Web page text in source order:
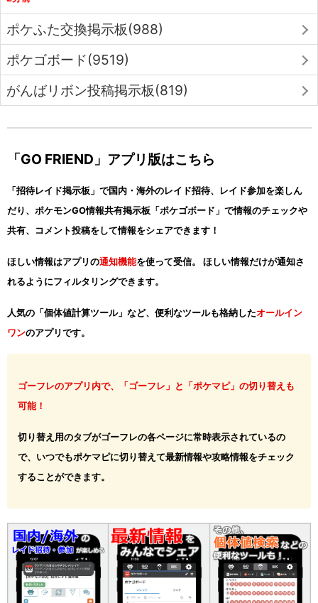
ポケふた交換掲示板(988)
ポケゴボード(9519)
がんばリボン投稿掲示板(819)
「GO FRIEND」アプリ版はこちら
「招待レイド掲示板」で国内・海外のレイド招待、レイド参加を楽しん
だり、ポケモンGO情報共有掲示板「ポケゴボード」で情報のチェックや
共有、コメント投稿をして情報をシェアできます！
ほしい情報はアプリの通知機能を使って受信。 ほしい情報だけが通知さ
れるようにフィルタリングできます。
人気の「個体値計算ツール」など、便利なツールも格納したオールイン
ワンのアプリです。
ゴーフレのアプリ内で、「ゴーフレ」と「ポケマピ」の切り替えも
可能！
切り替え用のタブがゴーフレの各ページに常時表示されているの
で、いつでもポケマピに切り替えて最新情報や攻略情報をチェック
することができます。